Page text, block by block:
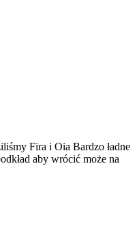
Fira i Oia Bardzo ładne
aby wrócić może na